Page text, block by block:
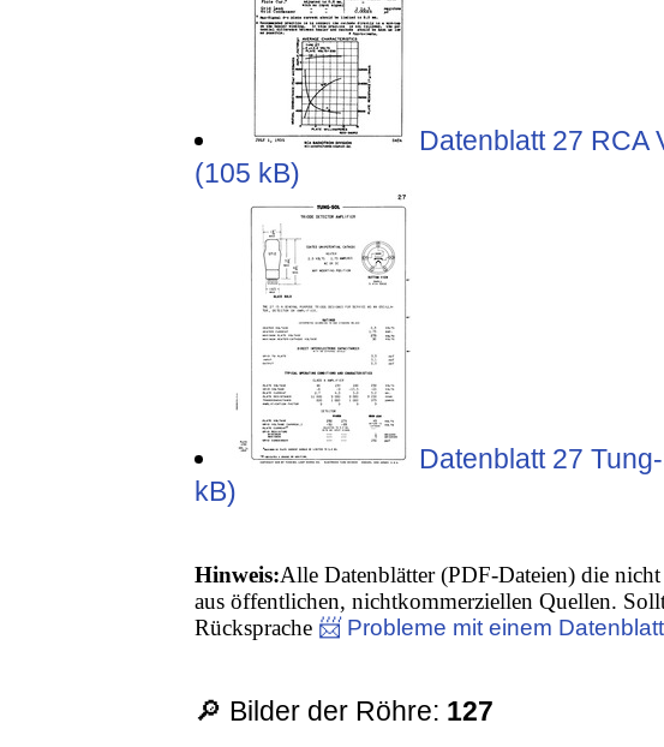
Datenblatt 27 RCA
(105 kB)
Datenblatt 27
kB)
Hinweis:Alle Datenblätter (PDF-Dateien) die
aus öffentlichen, nichtkommerziellen Quellen.
Rücksprache 📨 Probleme mit einem
🔎 Bilder der Röhre: 127